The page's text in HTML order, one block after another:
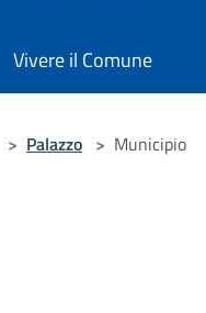
Vivere il Comune
> Palazzo > Municipio